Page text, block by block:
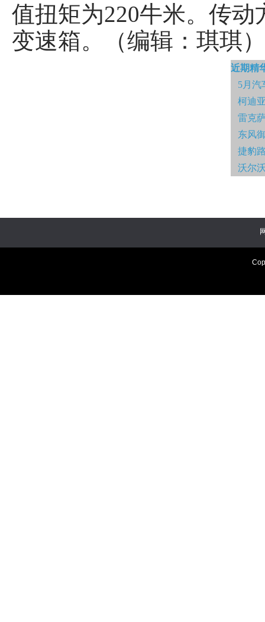
值扭矩为220牛米。传
变速箱。（编辑：琪琪）
近期精
5月汽
柯迪
雷克
东风
捷豹
沃尔